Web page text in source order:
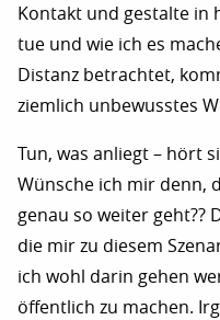
Kontakt und gestalte in
tue und wie ich es
Distanz betrachtet,
ziemlich unbewusstes
Tun, was anliegt – hört
Wünsche ich mir denn,
genau so weiter geht??
die mir zu diesem
ich wohl darin gehen
öffentlich zu machen.